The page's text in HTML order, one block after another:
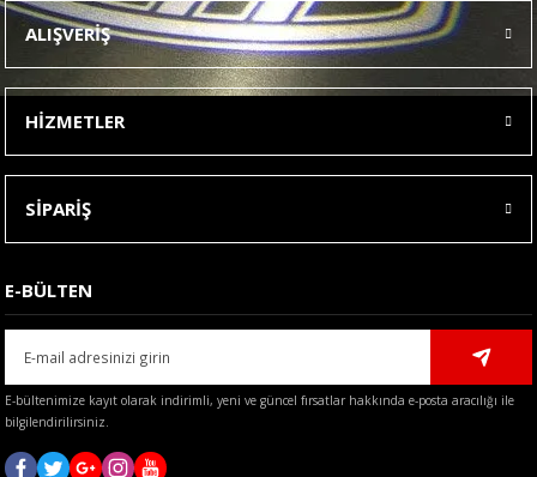
Ürün resmi kalitesiz, bozuk veya görüntülenemiyor.
Ürün açıklamasında eksik bilgiler bulunuyor.
Ürün bilgilerinde hatalar bulunuyor.
Ürün fiyatı diğer sitelerden daha pahalı.
Bu ürüne benzer farklı alternatifler olmalı.
Gönder
ALIŞVERİŞ
HİZMETLER
SİPARİŞ
E-BÜLTEN
E-bültenimize kayıt olarak indirimli, yeni ve güncel fırsatlar hakkında e-posta aracılığı ile
bilgilendirilirsiniz.